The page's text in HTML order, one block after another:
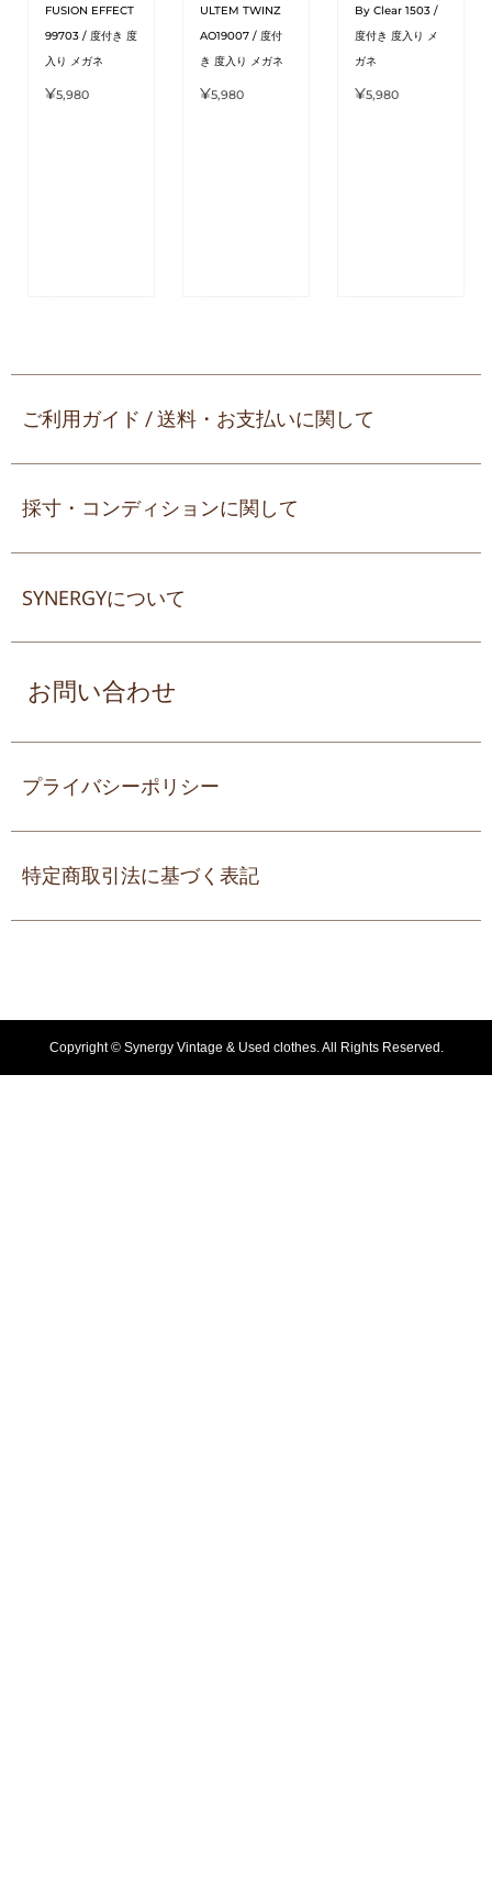
FUSION EFFECT
99703 / 度付き 度
入り メガネ
¥5,980
ULTEM TWINZ
AO19007 / 度付
き 度入り メガネ
¥5,980
By Clear 1503 /
度付き 度入り メ
ガネ
¥5,980
ご利用ガイド / 送料・お支払いに関して
採寸・コンディションに関して
SYNERGYについて
お問い合わせ
プライバシーポリシー
特定商取引法に基づく表記
Copyright ©Synergy Vintage & Used clothes. All Rights Reserved.